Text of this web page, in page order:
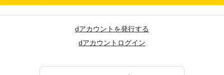
dアカウントを発行する
dアカウントログイン